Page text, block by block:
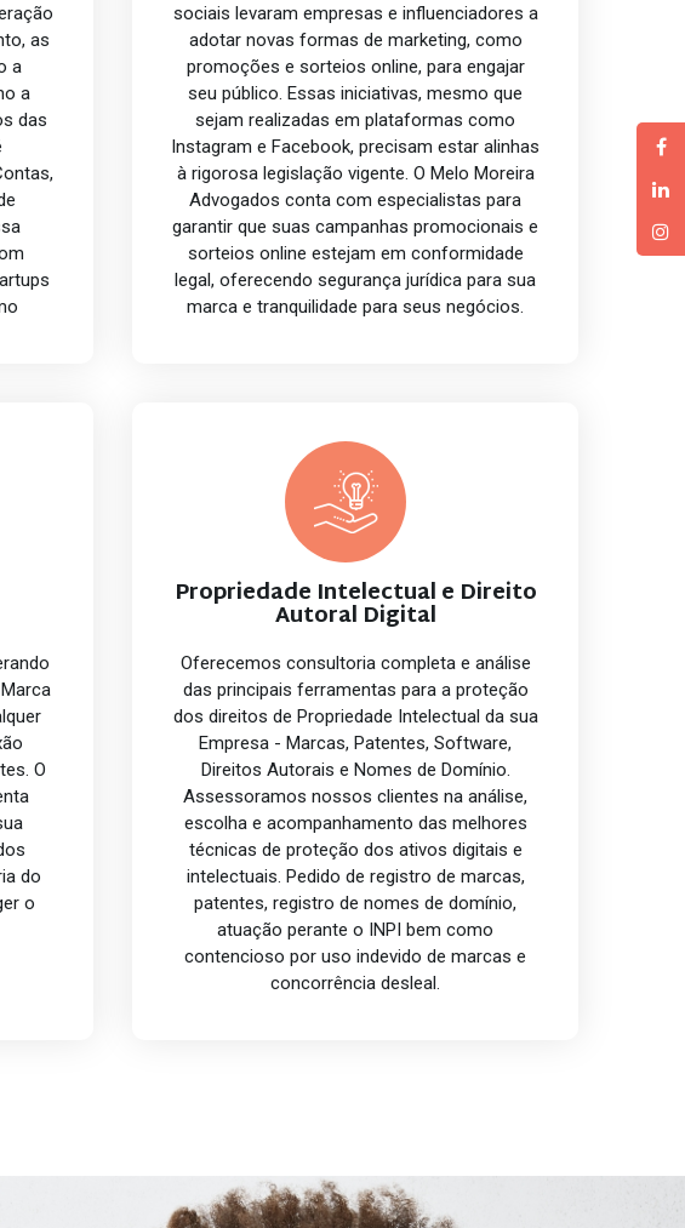
as
a
a
das
sociais levaram empresas e influenciadores a
adotar novas formas de marketing, como
promoções e sorteios online, para engajar
seu público. Essas iniciativas, mesmo que
sejam realizadas em plataformas como
Instagram e Facebook, precisam estar alinhas
à rigorosa legislação vigente. O Melo Moreira
Advogados conta com especialistas para
garantir que suas campanhas promocionais e
sorteios online estejam em conformidade
legal, oferecendo segurança jurídica para sua
marca e tranquilidade para seus negócios.
O
do
o
Propriedade Intelectual e Direito
Autoral Digital
Oferecemos consultoria completa e análise
das principais ferramentas para a proteção
dos direitos de Propriedade Intelectual da sua
Empresa - Marcas, Patentes, Software,
Direitos Autorais e Nomes de Domínio.
Assessoramos nossos clientes na análise,
escolha e acompanhamento das melhores
técnicas de proteção dos ativos digitais e
intelectuais. Pedido de registro de marcas,
patentes, registro de nomes de domínio,
atuação perante o INPI bem como
contencioso por uso indevido de marcas e
concorrência desleal.